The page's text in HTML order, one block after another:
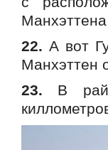
22. А вот
Манхэттен
23. В